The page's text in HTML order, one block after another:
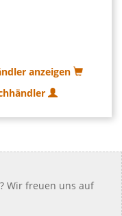
anzeigen
Wir freuen uns auf